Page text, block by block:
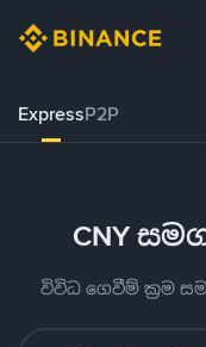
ExpressP2P
CNY
විවිධ ගෙවීම් ක්‍රම